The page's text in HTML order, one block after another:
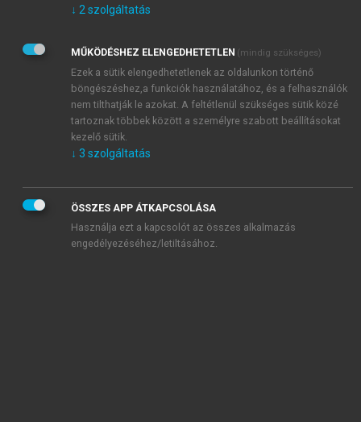
Kérek értesítést az Akadémiai Kiadó Zrt. újdonságairól,
Adatkezelési tájékoztatóbanfoglaltakat tudomásul
veszem és elfogadom.
Általános vásárlási feltételeket, valamint a szotar.netés a
mersz.huoldalak licencszerződéseiben foglaltakat
tudomásul veszem és elfogadom.
KIPRÓBÁLOM
↓ 2 szolgáltatás
MŰKÖDÉSHEZ ELENGEDHETETLEN (mindig szükséges)
Ezek a sütik elengedhetetlenek az oldalunkon történő
böngészéshez,a funkciók használatához, és a felhasználók
nem tilthatják le azokat. A feltétlenül szükséges sütik közé
tartoznak többek között a személyre szabott beállításokat
kezelő sütik.
↓ 3 szolgáltatás
ÖSSZES APP ÁTKAPCSOLÁSA
Használja ezt a kapcsolót az összes alkalmazás
engedélyezéséhez/letiltásához.